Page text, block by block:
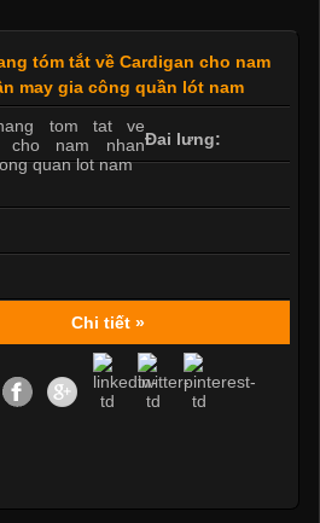
tóm tắt về Cardigan cho nam
may gia công quần lót nam
Đai lưng:
Chi tiết »